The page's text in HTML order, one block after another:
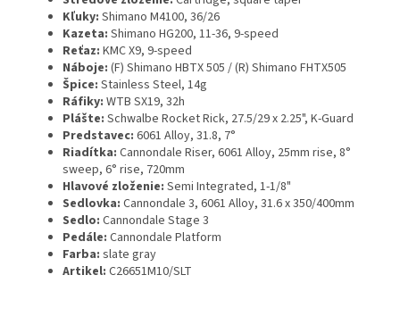
Kľuky: Shimano M4100, 36/26
Kazeta: Shimano HG200, 11-36, 9-speed
Reťaz: KMC X9, 9-speed
Náboje: (F) Shimano HBTX 505 / (R) Shimano FHTX505
Špice: Stainless Steel, 14g
Ráfiky: WTB SX19, 32h
Plášte: Schwalbe Rocket Rick, 27.5/29 x 2.25", K-Guard
Predstavec: 6061 Alloy, 31.8, 7°
Riadítka: Cannondale Riser, 6061 Alloy, 25mm rise, 8°
sweep, 6° rise, 720mm
Hlavové zloženie: Semi Integrated, 1-1/8"
Sedlovka: Cannondale 3, 6061 Alloy, 31.6 x 350/400mm
Sedlo: Cannondale Stage 3
Pedále: Cannondale Platform
Farba: slate gray
Artikel: C26651M10/SLT